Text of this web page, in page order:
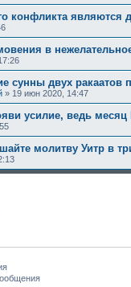
конфликта являются
в
сунны двух ракаатов
» 19 июн 2020, 14:47
усилие, ведь месяц
молитву Уитр в